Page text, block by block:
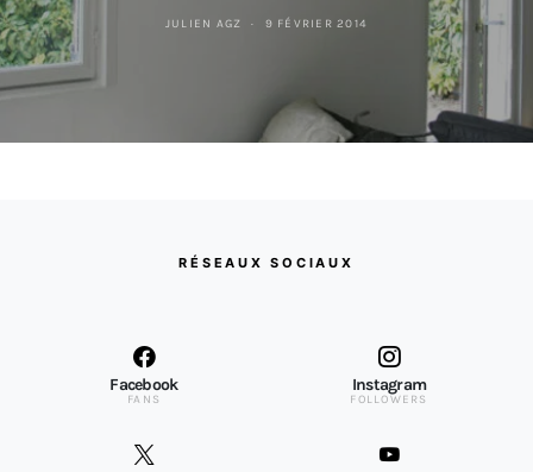
JULIEN AGZ 9 FÉVRIER 2014
RÉSEAUX SOCIAUX
Facebook
FANS
Instagram
FOLLOWERS